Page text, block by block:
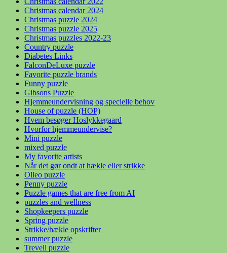
Christmas calendar 2024
Christmas puzzle 2024
Christmas puzzle 2025
Christmas puzzles 2022-23
Country puzzle
Diabetes Links
FalconDeLuxe puzzle
Favorite puzzle brands
Funny puzzle
Gibsons Puzzle
Hjemmeundervisning og specielle behov
House of puzzle (HOP)
Hvem besøger Hoslykkegaard
Hvorfor hjemmeundervise?
Mini puzzle
mixed puzzle
My favorite artists
Når det gør ondt at hækle eller strikke
Olleo puzzle
Penny puzzle
Puzzle games that are free from AI
puzzles and wellness
Shopkeepers puzzle
Spring puzzle
Strikke/hækle opskrifter
summer puzzle
Trevell puzzle